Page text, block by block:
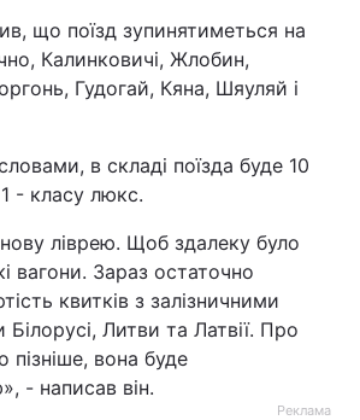
що поїзд зупинятиметься на
Калинковичі, Жлобин,
Гудогай, Кяна, Шяуляй і
в складі поїзда буде 10
- класу люкс.
ліврею. Щоб здалеку було
вагони. Зараз остаточно
квитків з залізничними
Білорусі, Литви та Латвії. Про
пізніше, вона буде
- написав він.
Реклама